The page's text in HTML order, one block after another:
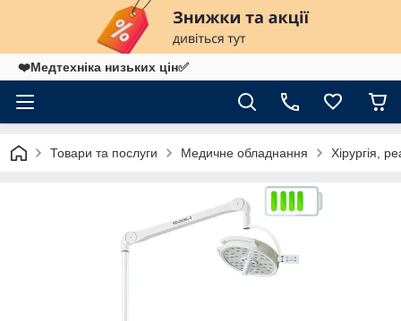
❤️Медтехніка низьких цін✅
Товари та послуги Медичне обладнання Хірургія,